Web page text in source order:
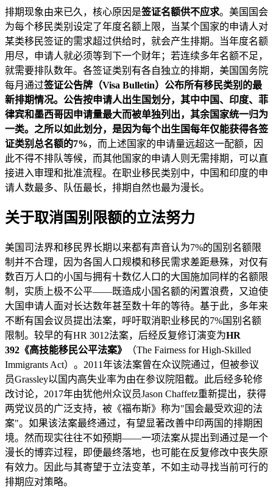
排期现象由来已久，核心原因是签证名额供不应求。美国国会
为每个移民类别设定了年度名额上限，当某个国家的申请人对
某类移民签证的需求超过供给时，就会产生排期。当年度名额
用尽，申请人就必须等到下一个财年；若连续多年名额不足，
就需要排队数年。各签证类别有各自独立的排期，美国国务院
每月通过签证公告牌（Visa Bulletin） 公布所有移民类别的最
新排期情况。公告按申请人出生国划分，其中中国、印度、菲
律宾和墨西哥因申请量最大而被单独列出，其余国家统一归为
一类。之所以如此划分，是因为每个出生国每年仅能获得各签
证类别总名额的7%，而上述国家的申请量远超这一配额，因
此不得不排队等候，而其他国家的申请人则无需排期，可以直
接进入审理和批准流程。在职业移民类别中，中国和印度的申
请人数最多、队伍最长，排期自然也最为漫长。
关于取消国别限额的立法努力
美国司法界和移民界长期以来都有声音认为7%的国别名额限
制并不合理，因为各国人口规模和移民需求差距悬殊，对仅有
数百万人口的小国与拥有十数亿人口的大国施加同样的名额限
制，实质上极不公平——既造成小国名额的闲置浪费，又迫使
大国申请人面对长达数年甚至数十年的等待。基于此，多年来
不断有国会议员提出法案，呼吁取消职业移民的7%国别名额
限制。较早的有HR 3012法案，后经反复修订演变为HR
392《高技能移民公平法案》
（The Fairness for High-Skilled
Immigrants Act）。2011年该法案曾在众议院通过，但被参议
员Grassley以国内高失业率为由在参议院阻截。此后经多轮修
改讨论，2017年由犹他州众议员Jason Chaffetz重新提出，获得
两党议员的广泛支持，被《福布斯》称为"国会最受欢迎的法
案"。如果该法案最终通过，有望显著改善中印两国的排期困
境。然而现实往往不如预期——一项法案从提出到通过是一个
漫长的博弈过程，即便最终落地，也可能在反复修改中丧失原
有效力。因此与其寄望于立法变革，不如主动寻找当前可行的
排期应对策略。